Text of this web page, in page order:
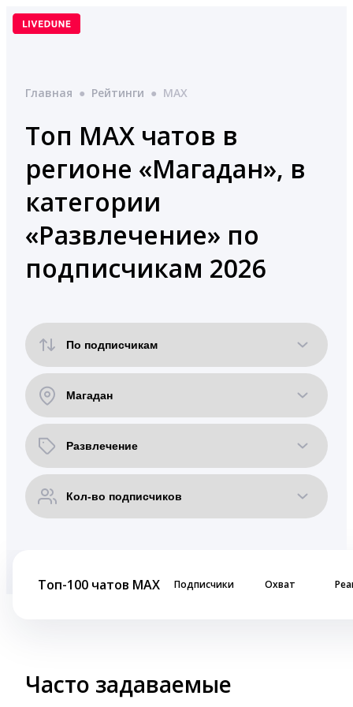
Перейти
Главная ● Рейтинги ● MAX
Топ MAX чатов в
регионе «Магадан», в
категории
«Развлечение» по
подписчикам 2026
Топ-100 чатов MAX Подписчики Охват
Часто задаваемые